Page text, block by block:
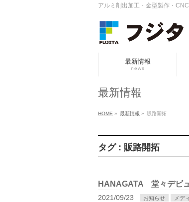
アルミ削出加工・金型製作・
最新情報
news
最新情報
HOME » 最新情報 » 販路開拓
タグ : 販路開拓
HANAGATA 堂々デビ
2021/09/23 お知らせ メデ